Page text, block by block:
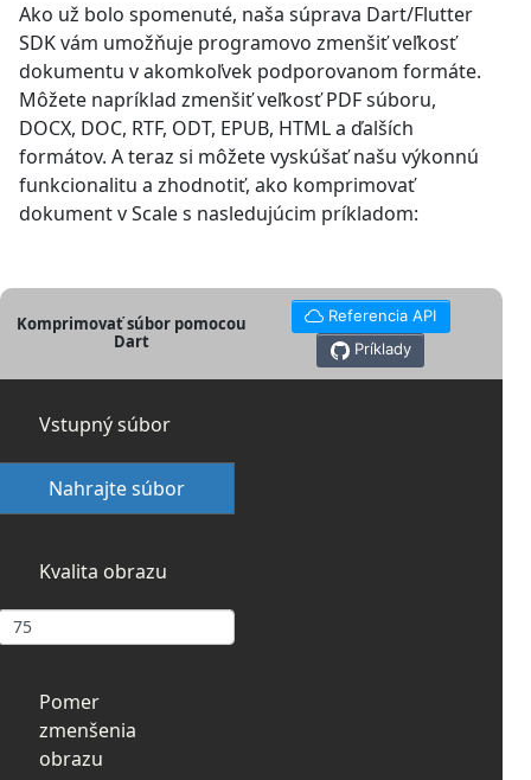
Ako už bolo spomenuté, naša súprava Dart/Flutter
SDK vám umožňuje programovo zmenšiť veľkosť
dokumentu v akomkoľvek podporovanom formáte.
Môžete napríklad zmenšiť veľkosť PDF súboru,
DOCX, DOC, RTF, ODT, EPUB, HTML a ďalších
formátov. A teraz si môžete vyskúšať našu výkonnú
funkcionalitu a zhodnotiť, ako komprimovať
dokument v Scale s nasledujúcim príkladom:
Komprimovať súbor pomocou
Dart
Referencia API
Príklady
Vstupný súbor
Nahrajte súbor
Kvalita obrazu
Pomer
zmenšenia
obrazu